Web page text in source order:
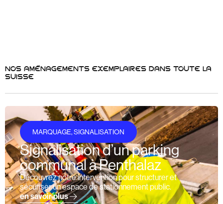
NOS AMÉNAGEMENTS EXEMPLAIRES DANS TOUTE LA
SUISSE
MARQUAGE,SIGNALISATION
Signalisation d’un parking
communal à Penthalaz
Découvrez notre intervention pour structurer et
sécuriser un espace de stationnement public.
en savoir plus